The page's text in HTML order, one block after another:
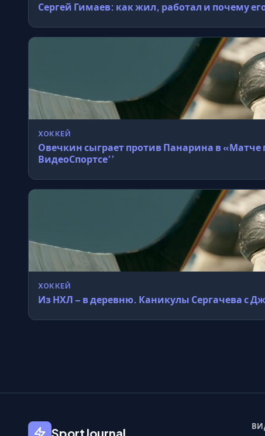
Сергей Гимаев: как жил, работал и почему
ХОККЕЙ
Овечкин сыграет против Панарина в
ВидеоСпортсе’’
ХОККЕЙ
Из НХЛ – в деревню. Каникулы Сергачева
SportJournal